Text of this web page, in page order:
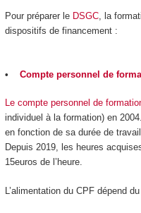
Pour préparer le DSGC, la
dispositifs de financement :
• Compte personnel de
Le compte personnel de
individuel à la formation) en
en fonction de sa durée de
Depuis 2019, les heures
15euros de l’heure.
L’alimentation du CPF dépend